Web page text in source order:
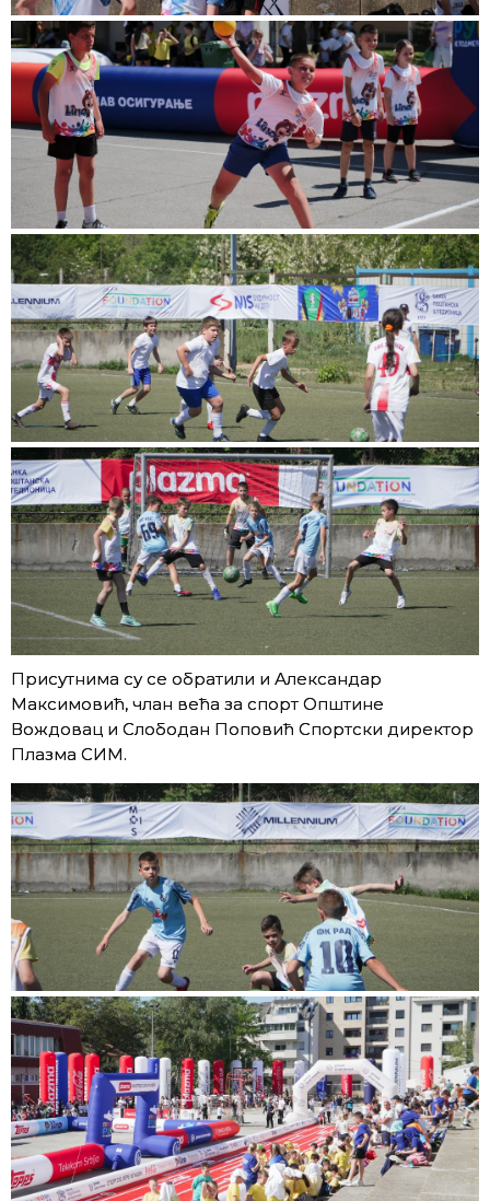
Присутнима су се обратили и Александар
Максимовић, члан већа за спорт Општине
Вождовац и Слободан Поповић Спортски директор
Плазма СИМ.